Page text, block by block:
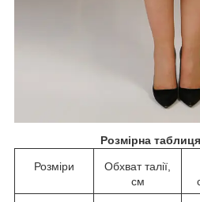
Розмірна
Розміри
Обхват талії,
см